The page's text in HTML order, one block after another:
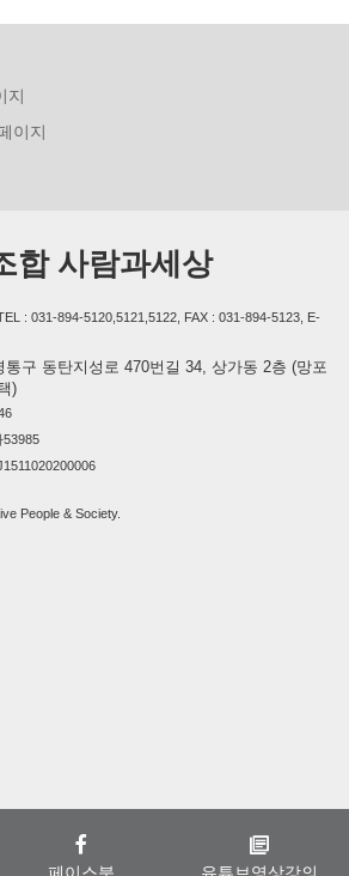
지
이지
합 사람과세상
: 031-894-5120,5121,5122, FAX : 031-894-5123, E-
통구 동탄지성로 470번길 34, 상가동 2층 (망포
)
53985
People & Society.